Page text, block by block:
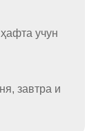
учун
завтра и